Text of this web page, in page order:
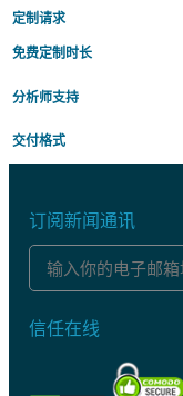
定制请求
免费定制时长
分析师支持
交付格式
订阅新闻通讯
信任在线